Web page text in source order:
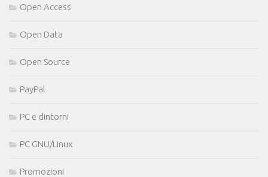
Open Access
Open Data
Open Source
PayPal
PC e dintorni
PC GNU/Linux
Promozioni